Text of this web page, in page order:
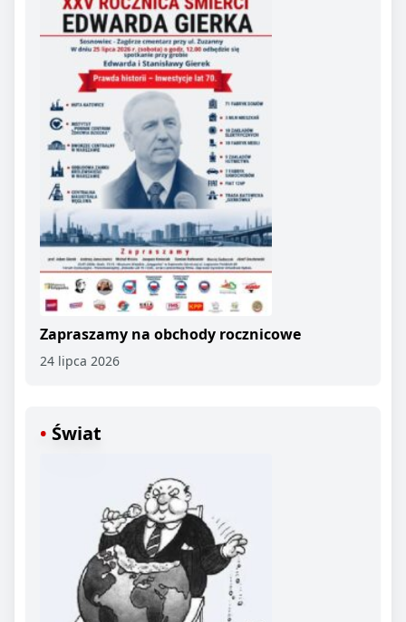
Zapraszamy na obchody rocznicowe
24 lipca 2026
Świat